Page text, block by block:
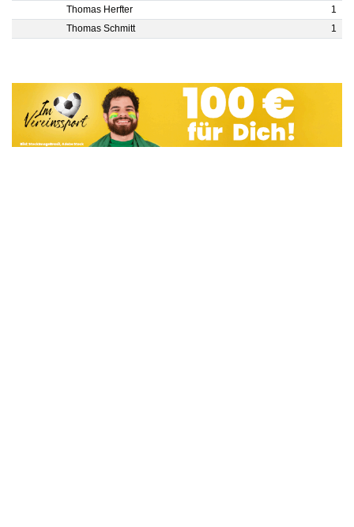
Thomas Herfter
1
Thomas Schmitt
1